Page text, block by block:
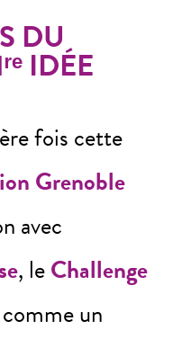
DU
IDÉE
fois cette
Grenoble
avec
, leChallenge
un